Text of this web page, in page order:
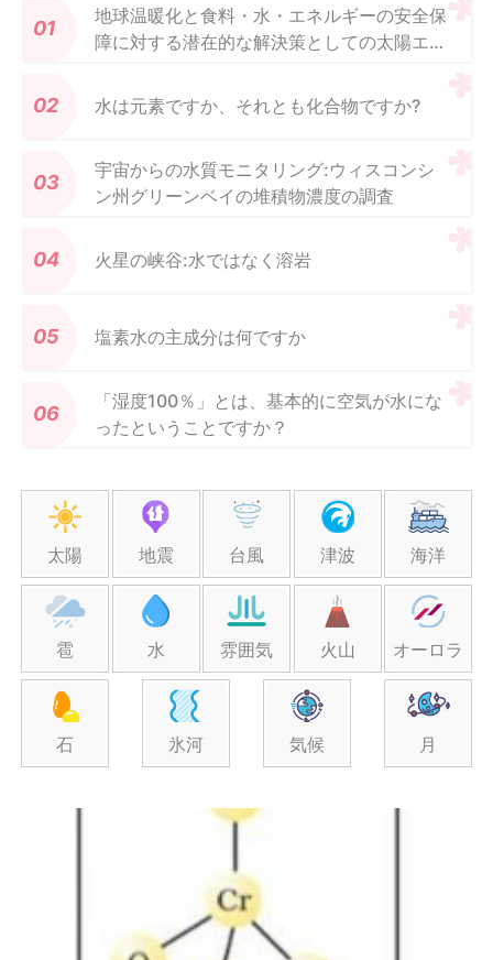
地球温暖化と食料・水・エネルギーの安全保
障に対する潜在的な解決策としての太陽エネ
水は元素ですか、それとも化合物ですか?
宇宙からの水質モニタリング:ウィスコンシ
ン州グリーンベイの堆積物濃度の調査
火星の峡谷:水ではなく溶岩
塩素水の主成分は何ですか
「湿度100％」とは、基本的に空気が水にな
ったということですか？
太陽 地震 台風 津波 海洋
雹 水 雰囲気 火山 オーロラ
石 氷河 気候 月